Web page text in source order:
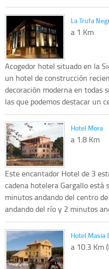
La Trufa
a 1 Km
Acogedor hotel situado en la
un hotel de construcción
decoración moderna en todas
las que podemos destacar un
Hotel Mora
a 1.8 Km
Este encantador Hotel de 3
cadena hotelera Gargallo está
minutos andando del centro
andando del río y 2 minutos
Hotel Masia
a 10.3 Km